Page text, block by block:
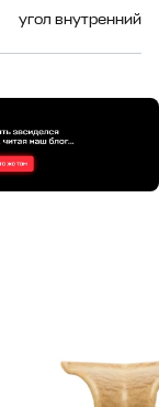
угол внутренний